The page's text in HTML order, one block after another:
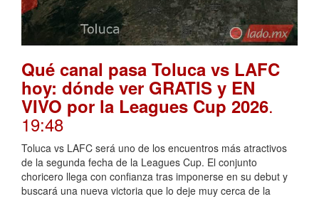
Qué canal pasa Toluca vs LAFC
hoy: dónde ver GRATIS y EN
VIVO por la Leagues Cup 2026.
19:48
Toluca vs LAFC será uno de los encuentros más atractivos
de la segunda fecha de la Leagues Cup. El conjunto
choricero llega con confianza tras imponerse en su debut y
buscará una nueva victoria que lo deje muy cerca de la